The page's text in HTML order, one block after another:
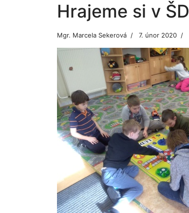
Hrajeme si v ŠD
Mgr. Marcela Sekerová 7. únor 2020